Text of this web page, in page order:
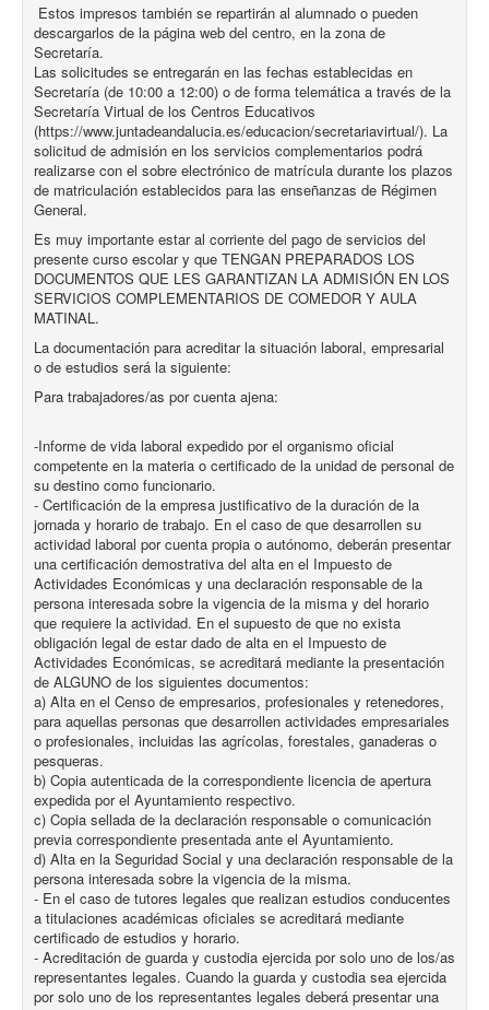
Estos impresos también se repartirán al alumnado o pueden
descargarlos de la página web del centro, en la zona de
Secretaría.
Las solicitudes se entregarán en las fechas establecidas en
Secretaría (de 10:00 a 12:00) o de forma telemática a través de la
Secretaría Virtual de los Centros Educativos
(https://www.juntadeandalucia.es/educacion/secretariavirtual/). La
solicitud de admisión en los servicios complementarios podrá
realizarse con el sobre electrónico de matrícula durante los plazos
de matriculación establecidos para las enseñanzas de Régimen
General.
Es muy importante estar al corriente del pago de servicios del
presente curso escolar y que TENGAN PREPARADOS LOS
DOCUMENTOS QUE LES GARANTIZAN LA ADMISIÓN EN LOS
SERVICIOS COMPLEMENTARIOS DE COMEDOR Y AULA
MATINAL.
La documentación para acreditar la situación laboral, empresarial
o de estudios será la siguiente:
Para trabajadores/as por cuenta ajena:
-Informe de vida laboral expedido por el organismo oficial
competente en la materia o certificado de la unidad de personal de
su destino como funcionario.
- Certificación de la empresa justificativo de la duración de la
jornada y horario de trabajo. En el caso de que desarrollen su
actividad laboral por cuenta propia o autónomo, deberán presentar
una certificación demostrativa del alta en el Impuesto de
Actividades Económicas y una declaración responsable de la
persona interesada sobre la vigencia de la misma y del horario
que requiere la actividad. En el supuesto de que no exista
obligación legal de estar dado de alta en el Impuesto de
Actividades Económicas, se acreditará mediante la presentación
de ALGUNO de los siguientes documentos:
a) Alta en el Censo de empresarios, profesionales y retenedores,
para aquellas personas que desarrollen actividades empresariales
o profesionales, incluidas las agrícolas, forestales, ganaderas o
pesqueras.
b) Copia autenticada de la correspondiente licencia de apertura
expedida por el Ayuntamiento respectivo.
c) Copia sellada de la declaración responsable o comunicación
previa correspondiente presentada ante el Ayuntamiento.
d) Alta en la Seguridad Social y una declaración responsable de la
persona interesada sobre la vigencia de la misma.
- En el caso de tutores legales que realizan estudios conducentes
a titulaciones académicas oficiales se acreditará mediante
certificado de estudios y horario.
- Acreditación de guarda y custodia ejercida por solo uno de los/as
representantes legales. Cuando la guarda y custodia sea ejercida
por solo uno de los representantes legales deberá presentar una